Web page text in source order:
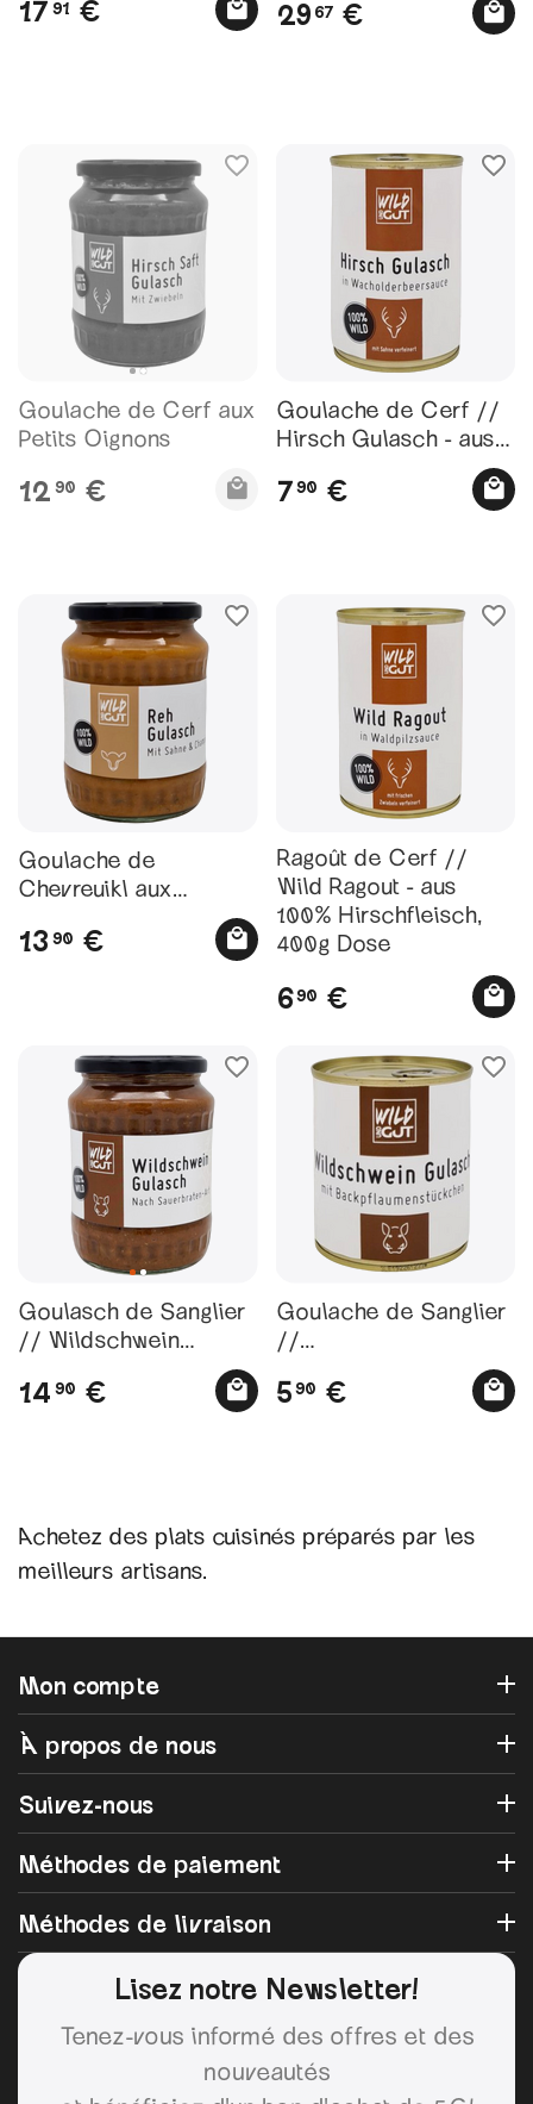
Achetez des plats cuisinés préparés par les
meilleurs artisans.
17 91 € 29 67 €
Goulache de Cerf aux
Petits Oignons
12 90 €
Goulache de Cerf //
Hirsch Gulasch - aus
100% Hirschfleisch,
400g Dose
790 €
Goulache de
Chevreuikl aux
Champignons // Reh
Gulasch - Mit Sahne
13 90 €
Ragoût de Cerf //
Wild Ragout - aus
100% Hirschfleisch,
400g Dose
690 €
Goulasch de Sanglier
// Wildschwein
Sauerbraten Sauce –
14 90 €
Goulache de Sanglier
//
Wildschweingulasch
mit
590 €
Mon compte
À propos de nous
Suivez-nous
Méthodes de paiement
Méthodes de livraison
Lisez notre Newsletter!
Tenez-vous informé des offres et des
nouveautés